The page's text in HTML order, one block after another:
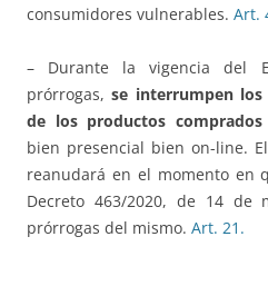
consumidores vulnerables. Art.
– Durante la vigencia del
prórrogas,se interrumpen
de los productos comprados
bien presencial bien on-line.
reanudará en el momento en
Decreto 463/2020, de 14 de
prórrogas del mismo. Art. 21.